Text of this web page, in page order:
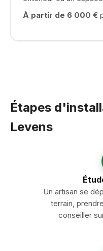
À partir de 6 000 €
Étapes
Levens
Un artisan se
terrain,
conseiller